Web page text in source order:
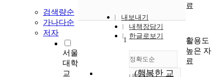
검색량순
가나다순
저자
서울
대학
교
내보내기
내책장담기
한글로보기
정확도순
1
(행복한 교
료
활용도
높은 자
료